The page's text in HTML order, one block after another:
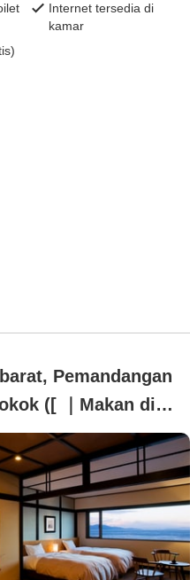
Internet tersedia di
kamar
Pemandangan
([ ｜Makan di
tingkat atas
biasa dengan
dari lantai